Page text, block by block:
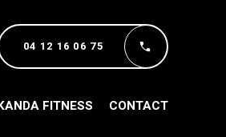
04 12 16 06 75
FITNESS CONTACT